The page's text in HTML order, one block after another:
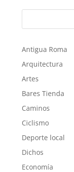
Antigua Roma
Arquitectura
Artes
Bares Tienda
Caminos
Ciclismo
Deporte local
Dichos
Economía